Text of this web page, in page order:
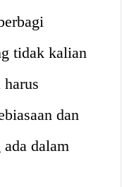
tidak kalian
dan
dalam